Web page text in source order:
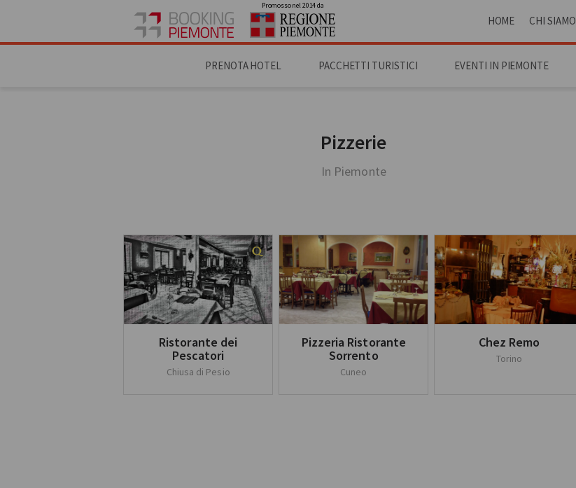
Promosso nel 2014 da
HOME CHI SIAMO
PRENOTA HOTEL PACCHETTI TURISTICI EVENTI IN PIEMONTE
Pizzerie
In Piemonte
Ristorante dei
Pescatori
Chiusa di Pesio
Pizzeria Ristorante
Sorrento
Cuneo
Chez Remo
Torino